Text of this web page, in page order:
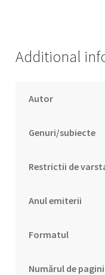
язык
с
Additional
Autor
Genuri/subiecte
Restrictii de
Anul emiterii
Formatul
Numărul de pagini